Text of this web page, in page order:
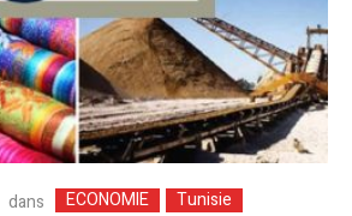
dans ECONOMIE Tunisie